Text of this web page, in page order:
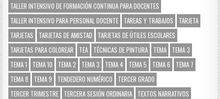
TALLER INTENSIVO DE FORMACIÓN CONTINUA PARA DOCENTES
TALLER INTENSIVO PARA PERSONAL DOCENTE TAREAS Y TRABAJOS
TARJETA
TARJETAS
TARJETAS DE AMISTAD
TARJETAS DE ÚTILES ESCOLARES
TARJETAS PARA COLOREAR
TEA TÉCNICAS DE PINTURA TEMA TEMA 3
TEMA 1
TEMA 10 TEMA 2 TEMA 3 TEMA 4 TEMA 5 TEMA 6
TEMA 7
TEMA 8
TEMA 9 TENDEDERO NUMÉRICO
TERCER GRADO
TERCER TRIMESTRE TERCERA SESIÓN ORDINARIA TEXTOS NARRATIVOS